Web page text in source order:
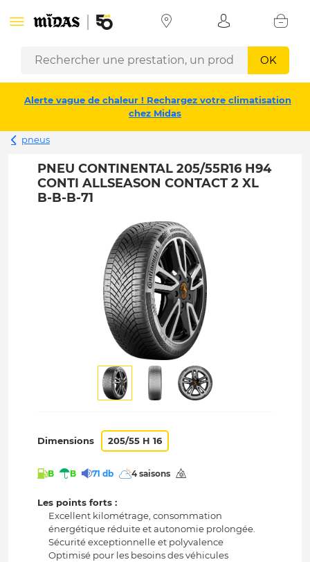
OK
Alerte vague de chaleur ! Rechargez votre climatisation
chez Midas
pneus
PNEU CONTINENTAL 205/55R16 H94
CONTI ALLSEASON CONTACT 2 XL
B-B-B-71
Dimensions 205/55 H 16
B B 71 db 4 saisons
Les points forts :
Excellent kilométrage, consommation
énergétique réduite et autonomie prolongée.
Sécurité exceptionnelle et polyvalence
Optimisé pour les besoins des véhicules